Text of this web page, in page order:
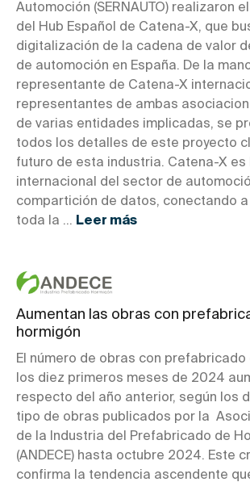
Automoción (SERNAUTO) realizaron
del Hub Español de Catena-X, que
digitalización de la cadena de valor
de automoción en España. De la
representante de Catena-X
representantes de ambas
de varias entidades implicadas, se
todos los detalles de este proyecto
futuro de esta industria. Catena-X es
internacional del sector de
compartición de datos, conectando
toda la ... Leer más
Aumentan las obras con
hormigón
El número de obras con prefabricado
los diez primeros meses de 2024
respecto del año anterior, según los
tipo de obras publicados por la
de la Industria del Prefabricado de
(ANDECE) hasta octubre 2024. Este
confirma la tendencia ascendente